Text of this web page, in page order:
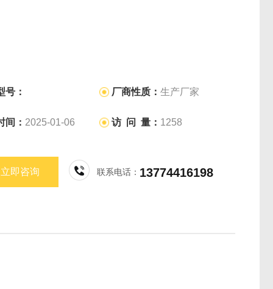
号： 厂商性质：生产厂家
间： 2025-01-06 访 问 量： 1258
立即咨询 联系电话： 13774416198